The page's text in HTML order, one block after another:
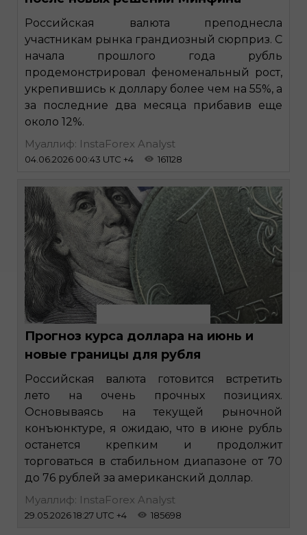
Российская валюта преподнесла
участникам рынка грандиозный сюрприз. С
начала прошлого года рубль
продемонстрировал феноменальный рост,
укрепившись к доллару более чем на 55%, а
за последние два месяца прибавив еще
около 12%.
Муаллиф: InstaForex Analyst
04.06.2026 00:43 UTC +4 161128
Прогноз курса доллара на июнь и
новые границы для рубля
Российская валюта готовится встретить
лето на очень прочных позициях.
Основываясь на текущей рыночной
конъюнктуре, я ожидаю, что в июне рубль
останется крепким и продолжит
торговаться в стабильном диапазоне от 70
до 76 рублей за американский доллар.
Муаллиф: InstaForex Analyst
29.05.2026 18:27 UTC +4 185698